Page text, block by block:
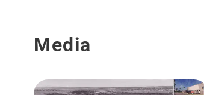
Media